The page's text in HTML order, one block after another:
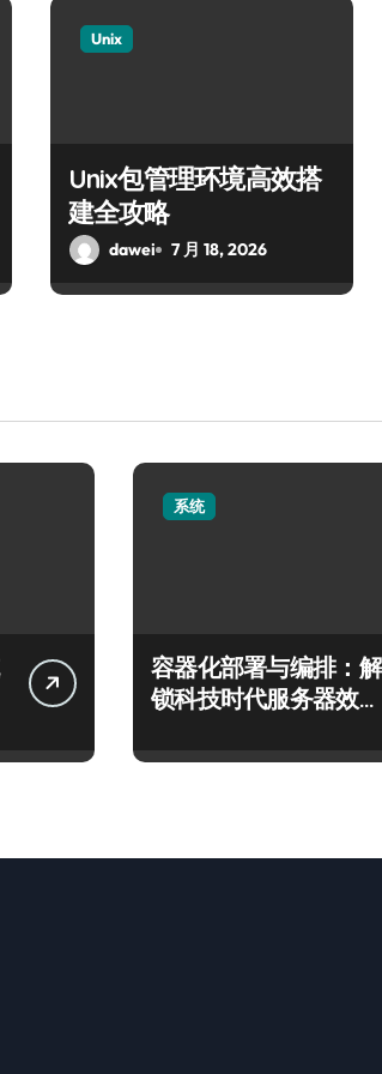
Unix
Unix包管理环境高效搭
建全攻略
dawei 7 月 18, 2026
系统
容器化部署与编排：解
锁科技时代服务器效率